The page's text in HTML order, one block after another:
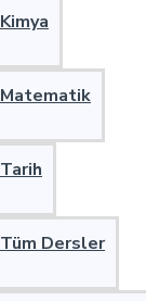
Kimya
Matematik
Tarih
Tüm Dersler